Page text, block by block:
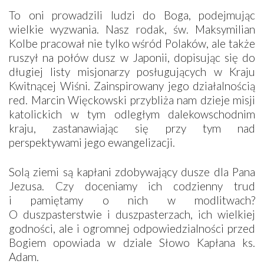
To oni prowadzili ludzi do Boga, podejmując
wielkie wyzwania. Nasz rodak, św. Maksymilian
Kolbe pracował nie tylko wśród Polaków, ale także
ruszył na połów dusz w Japonii, dopisując się do
długiej listy misjonarzy posługujących w Kraju
Kwitnącej Wiśni. Zainspirowany jego działalnością
red. Marcin Więckowski przybliża nam dzieje misji
katolickich w tym odległym dalekowschodnim
kraju, zastanawiając się przy tym nad
perspektywami jego ewangelizacji.
Solą ziemi są kapłani zdobywający dusze dla Pana
Jezusa. Czy doceniamy ich codzienny trud
i pamiętamy o nich w modlitwach?
O duszpasterstwie i duszpasterzach, ich wielkiej
godności, ale i ogromnej odpowiedzialności przed
Bogiem opowiada w dziale Słowo Kapłana ks.
Adam.